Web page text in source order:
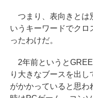
つまり、表向きとは
いうキーワードでクロ
ったわけだ。
2年前というと
り大きなブースを出
がかかっていると思わ